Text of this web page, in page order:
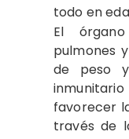
todo en
El
pulmones
de peso
favorecer
través de